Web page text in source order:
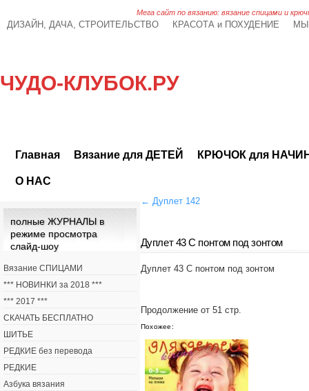
Мега сайт по вязанию: вязание спицами и
ДИЗАЙН, ДАЧА, СТРОИТЕЛЬСТВО КРАСОТА и ПОХУДЕНИЕ
ЧУДО-КЛУБОК.РУ
Главная Вязание для ДЕТЕЙ КРЮЧОК для
О НАС
← Дуплет 142
Дуплет 43 С понтом под зонтом
Дуплет 43 С понтом под зонтом
Продолжение от 51 стр.
Похожее:
полные ЖУРНАЛЫ в
режиме просмотра
слайд-шоу
Вязание СПИЦАМИ
*** НОВИНКИ за 2018 ***
*** 2017 ***
СКАЧАТЬ БЕСПЛАТНО
ШИТЬЕ
РЕДКИЕ без перевода
РЕДКИЕ
Азбука вязания